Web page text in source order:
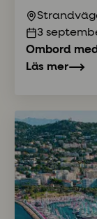
3
Ombord
Läs mer